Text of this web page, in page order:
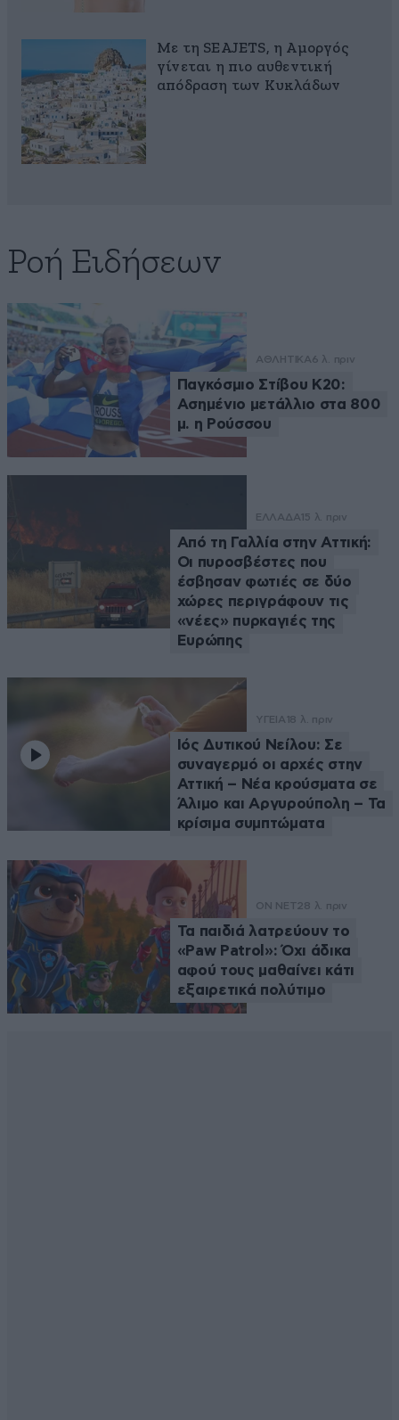
Με τη SEAJETS, η Αμοργός
γίνεται η πιο αυθεντική
απόδραση των Κυκλάδων
Ροή Ειδήσεων
ΑΘΛΗΤΙΚΑ6 λ. πριν
Παγκόσμιο Στίβου Κ20:
Ασημένιο μετάλλιο στα 800
μ. η Ρούσσου
ΕΛΛΑΔΑ 15 λ. πριν
Από τη Γαλλία στην Αττική:
Οι πυροσβέστες που
έσβησαν φωτιές σε δύο
χώρες περιγράφουν τις
«νέες» πυρκαγιές της
Ευρώπης
ΥΓΕΙΑ 18 λ. πριν
Ιός Δυτικού Νείλου: Σε
συναγερμό οι αρχές στην
Αττική – Νέα κρούσματα σε
Άλιμο και Αργυρούπολη – Τα
κρίσιμα συμπτώματα
ON NET28 λ. πριν
Τα παιδιά λατρεύουν το
«Paw Patrol»: Όχι άδικα
αφού τους μαθαίνει κάτι
εξαιρετικά πολύτιμο